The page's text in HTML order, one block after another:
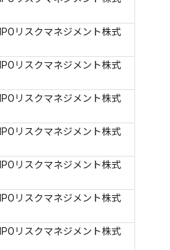
リスクマネジメント株式
リスクマネジメント株式
リスクマネジメント株式
リスクマネジメント株式
リスクマネジメント株式
リスクマネジメント株式
リスクマネジメント株式